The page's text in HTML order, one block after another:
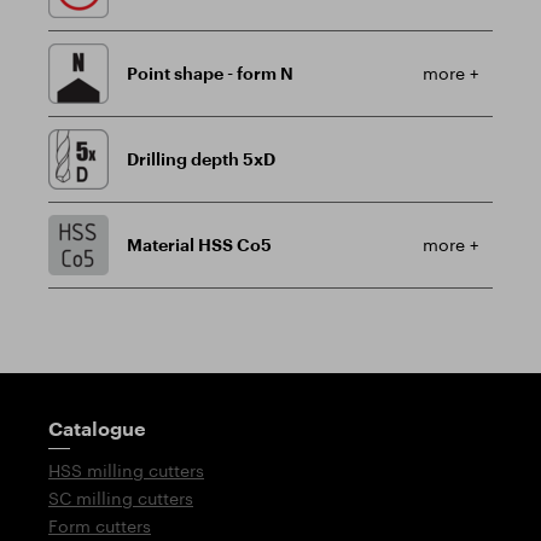
Point shape - form N more +
Drilling depth 5xD
Material HSS Co5 more +
Guidepost
Catalogue
HSS milling cutters
SC milling cutters
Form cutters